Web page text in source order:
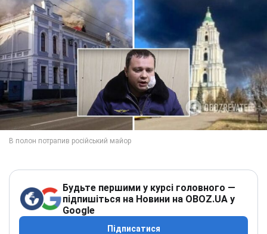
Будьте першими у курсі головного —
підпишіться на Новини на OBOZ.UA у
Google
Підписатися